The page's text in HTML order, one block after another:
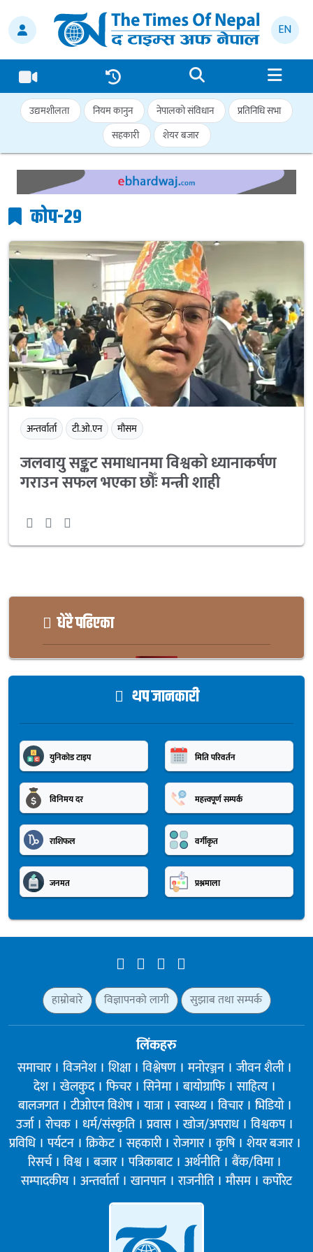
EN
उद्यमशीलता नियम कानुन नेपालको संविधान
प्रतिनिधि सभा
सहकारी
शेयर बजार
कोप-२९
अन्तर्वार्ता टी.ओ.एन मौसम
जलवायु सङ्कट समाधानमा विश्वको ध्यानाकर्षण
गराउन सफल भएका छौँः मन्त्री शाही
धेरै पढिएका
थप जानकारी
युनिकोड टाइप मिति परिवर्तन
विनिमय दर महत्त्वपूर्ण सम्पर्क
राशिफल वर्गीकृत
जनमत प्रश्नमाला
हाम्रोबारे विज्ञापनको लागी सुझाब तथा सम्पर्क
लिंकहरु
समाचार विजनेश शिक्षा विश्लेषण मनोरञ्जन जीवन शैली
देश खेलकुद फिचर सिनेमा बायोग्राफि साहित्य
बालजगत टीओएन विशेष यात्रा स्वास्थ्य विचार भिडियो
उर्जा रोचक धर्म/संस्कृति प्रवास खोज/अपराध विश्वकप
प्रविधि पर्यटन क्रिकेट सहकारी रोजगार कृषि शेयर बजार
रिसर्च विश्व बजार पत्रिकाबाट अर्थनीति बैंक/विमा
सम्पादकीय अन्तर्वार्ता खानपान राजनीति मौसम कर्पोरेट